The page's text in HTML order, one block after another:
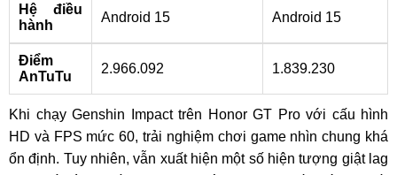
Hệ điều
hành
Android 15 Android 15
Điểm
AnTuTu
2.966.092 1.839.230
Khi chạy Genshin Impact trên Honor GT Pro với cấu hình
HD và FPS mức 60, trải nghiệm chơi game nhìn chung khá
ổn định. Tuy nhiên, vẫn xuất hiện một số hiện tượng giật lag